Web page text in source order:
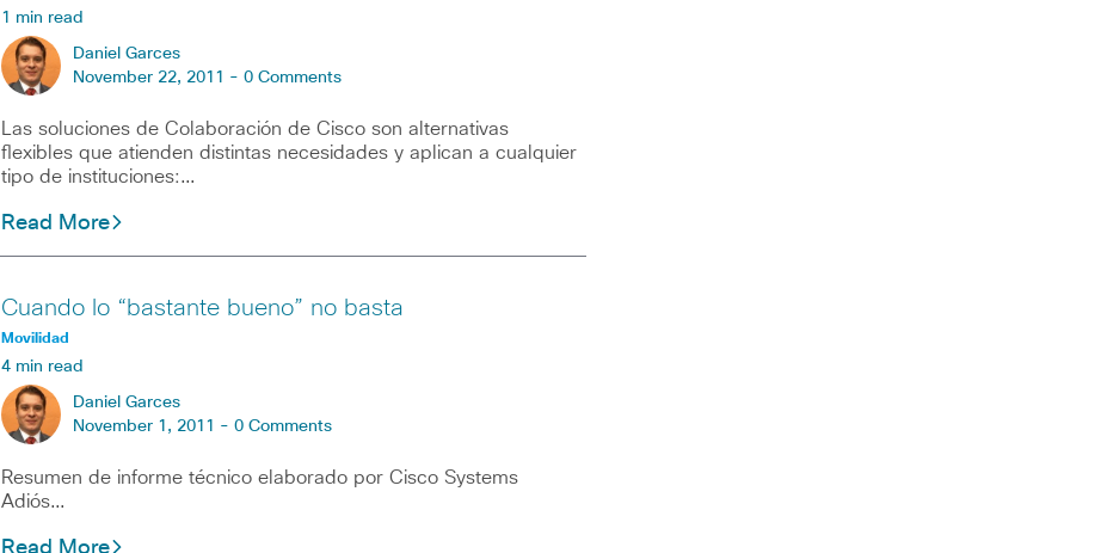
1 min read
Daniel Garces
November 22, 2011 - 0 Comments
Las soluciones de Colaboración de Cisco son alternativas
flexibles que atienden distintas necesidades y aplican a cualquier
tipo de instituciones:…
Read More
Cuando lo “bastante bueno” no basta
Movilidad
4 min read
Daniel Garces
November 1, 2011 - 0 Comments
Resumen de informe técnico elaborado por Cisco Systems
Adiós…
Read More